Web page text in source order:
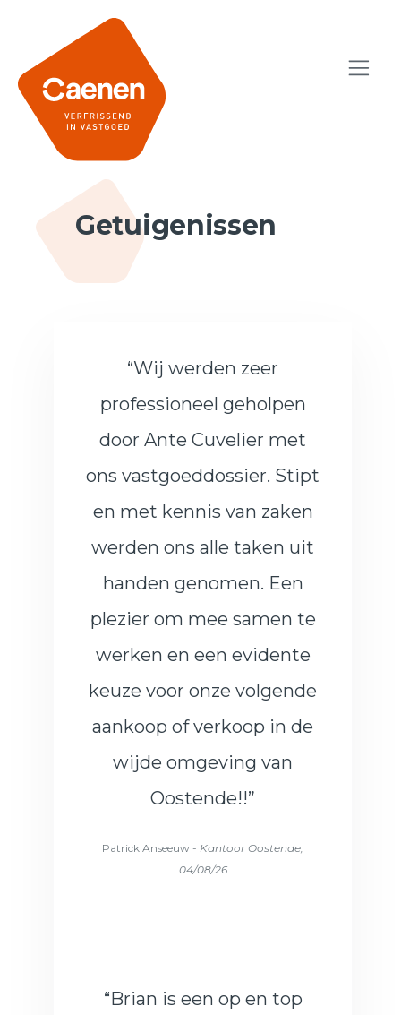
Getuigenissen
“Wij werden zeer
professioneel geholpen
door Ante Cuvelier met
ons vastgoeddossier. Stipt
en met kennis van zaken
werden ons alle taken uit
handen genomen. Een
plezier om mee samen te
werken en een evidente
keuze voor onze volgende
aankoop of verkoop in de
wijde omgeving van
Oostende!!”
Patrick Anseeuw - Kantoor Oostende,
04/08/26
“Brian is een op en top